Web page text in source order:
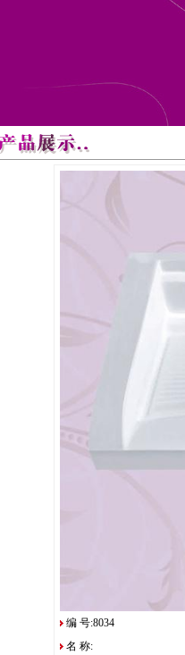
编 号:8034
名 称: